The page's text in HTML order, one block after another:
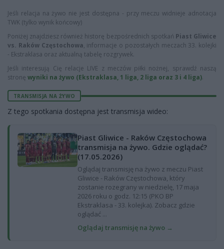
Jeśli relacja na żywo nie jest dostępna - przy meczu widnieje adnotacja
TWK (tylko wynik końcowy)
Poniżej znajdziesz również historę bezpośrednich spotkań Piast Gliwice
vs. Raków Częstochowa, informacje o pozostałych meczach 33. kolejki
- Ekstraklasa oraz aktualną tabelę rozgrywek.
Jeśli interesują Cię relacje LIVE z meczów piłki nożnej, sprawdź naszą
stronę wyniki na żywo (Ekstraklasa, 1 liga, 2 liga oraz 3 i 4 liga).
TRANSMISJA NA ŻYWO
Z tego spotkania dostępna jest transmisja wideo:
Piast Gliwice - Raków Częstochowa
transmisja na żywo. Gdzie oglądać?
(17.05.2026)
Oglądaj transmisję na żywo z meczu Piast
Gliwice - Raków Częstochowa, który
zostanie rozegrany w niedzielę, 17 maja
2026 roku o godz. 12:15 (PKO BP
Ekstraklasa - 33. kolejka). Zobacz gdzie
oglądać ...
Oglądaj transmisję na żywo →